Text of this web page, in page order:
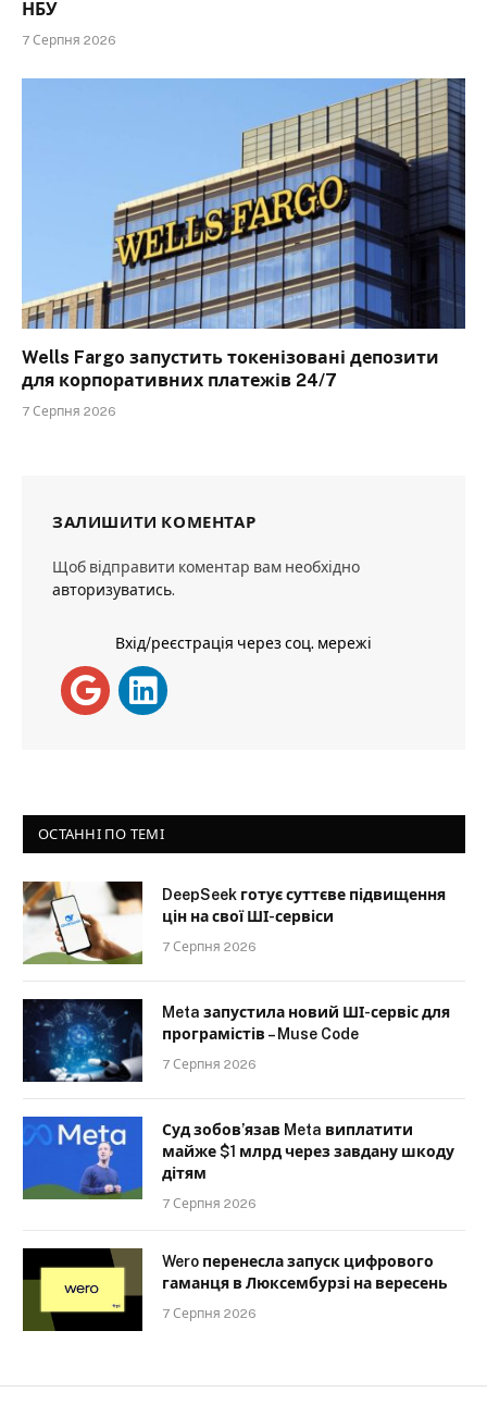
НБУ
7 Серпня 2026
Wells Fargo запустить токенізовані депозити
для корпоративних платежів 24/7
7 Серпня 2026
ЗАЛИШИТИ КОМЕНТАР
Щоб відправити коментар вам необхідно
авторизуватись.
Вхід/реєстрація через соц. мережі
ОСТАННІ ПО ТЕМІ
DeepSeek готує суттєве підвищення
цін на свої ШІ-сервіси
7 Серпня 2026
Meta запустила новий ШІ-сервіс для
програмістів – Muse Code
7 Серпня 2026
Суд зобов’язав Meta виплатити
майже $1 млрд через завдану шкоду
дітям
7 Серпня 2026
Wero перенесла запуск цифрового
гаманця в Люксембурзі на вересень
7 Серпня 2026